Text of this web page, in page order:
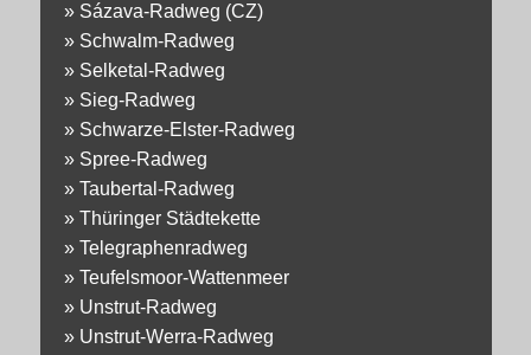
» Sázava-Radweg (CZ)
» Schwalm-Radweg
» Selketal-Radweg
» Sieg-Radweg
» Schwarze-Elster-Radweg
» Spree-Radweg
» Taubertal-Radweg
» Thüringer Städtekette
» Telegraphenradweg
» Teufelsmoor-Wattenmeer
» Unstrut-Radweg
» Unstrut-Werra-Radweg